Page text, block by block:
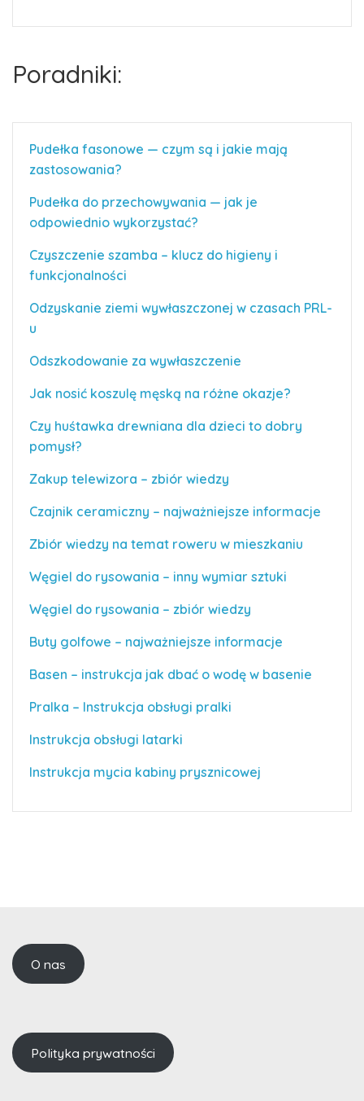
Poradniki:
Pudełka fasonowe — czym są i jakie mają
zastosowania?
Pudełka do przechowywania — jak je
odpowiednio wykorzystać?
Czyszczenie szamba – klucz do higieny i
funkcjonalności
Odzyskanie ziemi wywłaszczonej w czasach PRL-
u
Odszkodowanie za wywłaszczenie
Jak nosić koszulę męską na różne okazje?
Czy huśtawka drewniana dla dzieci to dobry
pomysł?
Zakup telewizora – zbiór wiedzy
Czajnik ceramiczny – najważniejsze informacje
Zbiór wiedzy na temat roweru w mieszkaniu
Węgiel do rysowania – inny wymiar sztuki
Węgiel do rysowania – zbiór wiedzy
Buty golfowe – najważniejsze informacje
Basen – instrukcja jak dbać o wodę w basenie
Pralka – Instrukcja obsługi pralki
Instrukcja obsługi latarki
Instrukcja mycia kabiny prysznicowej
O nas
Polityka prywatności